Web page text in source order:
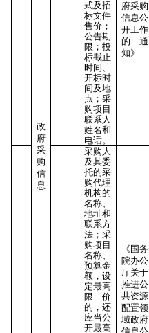
政
府
采
购
信
息
式及招
标文件
售价；
公告期
限；投
标截止
时间、
开标时
间及地
点；采
购项目
联系人
姓名和
电话。
府采购
信息公
开工作
的通
知》
采购人
及其委
托的采
购代理
机构的
名称、
地址和
联系方
法；采
购项目
名称、
预算金
额，设
定最高
限价
的，还
应当公
开最高
《国务
院办公
厅关于
推进公
共资源
配置领
域政府